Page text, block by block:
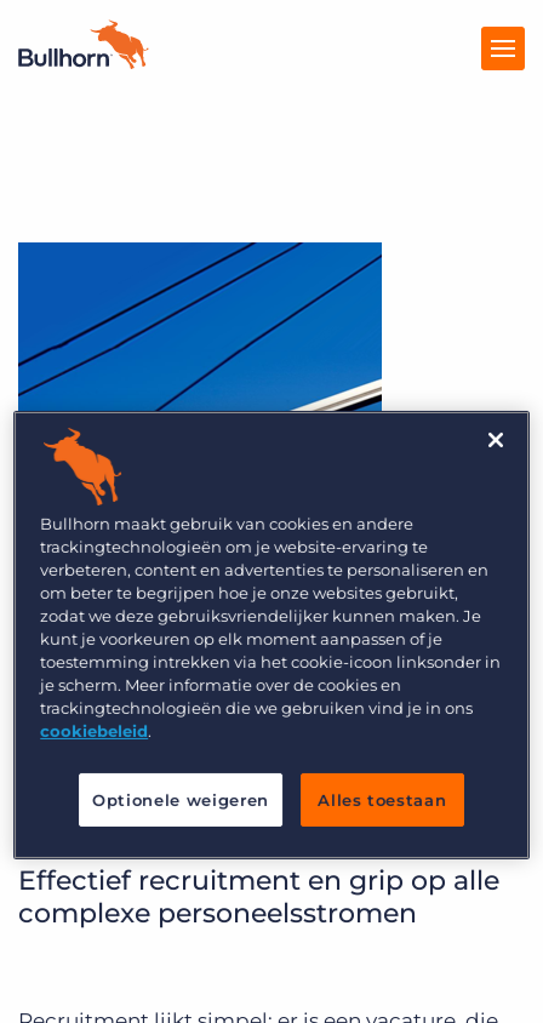
Marketplace
Over Ons
Vraag een demo aan Inloggen
Resource
Management bij GVB
Amsterdam
Effectief recruitment en grip op alle
complexe personeelsstromen
Bullhorn maakt gebruik van cookies en andere
trackingtechnologieën om je website-ervaring te
verbeteren, content en advertenties te personaliseren en
om beter te begrijpen hoe je onze websites gebruikt,
zodat we deze gebruiksvriendelijker kunnen maken. Je
kunt je voorkeuren op elk moment aanpassen of je
toestemming intrekken via het cookie-icoon linksonder in
je scherm. Meer informatie over de cookies en
trackingtechnologieën die we gebruiken vind je in ons
cookiebeleid.
Optionele weigeren Alles toestaan